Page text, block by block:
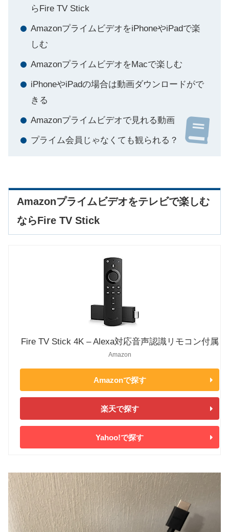
らFire TV Stick
AmazonプライムビデオをiPhoneやiPadで楽
しむ
AmazonプライムビデオをMacで楽しむ
iPhoneやiPadの場合は動画ダウンロードがで
きる
Amazonプライムビデオで見れる動画
プライム会員じゃなくても観られる？
Amazonプライムビデオをテレビで楽しむ
ならFire TV Stick
Fire TV Stick 4K – Alexa対応音声認識リモコン付属
Amazon
Amazonで探す
楽天で探す
Yahoo!で探す